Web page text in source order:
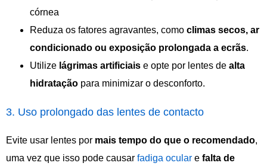
córnea
Reduza os fatores agravantes, como climas secos, ar
condicionado ou exposição prolongada a ecrãs.
Utilize lágrimas artificiais e opte por lentes de alta
hidratação para minimizar o desconforto.
3. Uso prolongado das lentes de contacto
Evite usar lentes por mais tempo do que o recomendado,
uma vez que isso pode causar fadiga ocular e falta de